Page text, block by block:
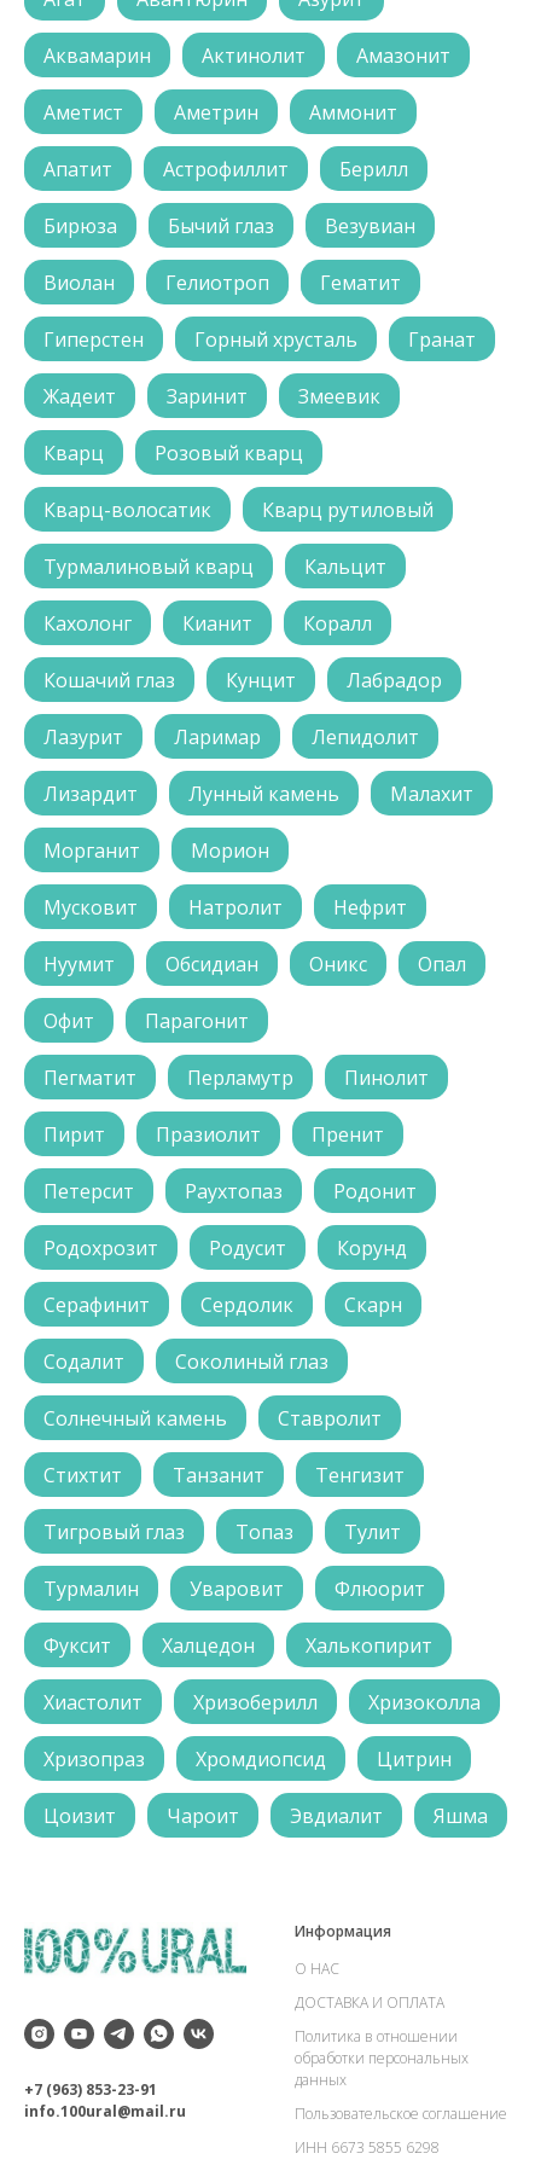
Аквамарин Актинолит Амазонит
Аметист Аметрин Аммонит
Апатит Астрофиллит Берилл
Бирюза Бычий глаз Везувиан
Виолан Гелиотроп Гематит
Гиперстен Горный хрусталь Гранат
Жадеит Заринит Змеевик
Кварц Розовый кварц
Кварц-волосатик Кварц рутиловый
Турмалиновый кварц Кальцит
Кахолонг Кианит Коралл
Кошачий глаз Кунцит Лабрадор
Лазурит Ларимар Лепидолит
Лизардит Лунный камень Малахит
Морганит Морион
Мусковит Натролит Нефрит
Нуумит Обсидиан Оникс Опал
Офит Парагонит
Пегматит Перламутр Пинолит
Пирит Празиолит Пренит
Петерсит Раухтопаз Родонит
Родохрозит Родусит Корунд
Серафинит Сердолик Скарн
Содалит Соколиный глаз
Солнечный камень Ставролит
Стихтит Танзанит Тенгизит
Тигровый глаз Топаз Тулит
Турмалин Уваровит Флюорит
Фуксит Халцедон Халькопирит
Хиастолит Хризоберилл Хризоколла
Хризопраз Хромдиопсид Цитрин
Цоизит Чароит Эвдиалит Яшма
+7 (963) 853-23-91
info.100ural@mail.ru
Информация
О НАС
ДОСТАВКА И ОПЛАТА
Политика в отношении
обработки персональных
данных
Пользовательское соглашение
ИНН 6673 5855 6298